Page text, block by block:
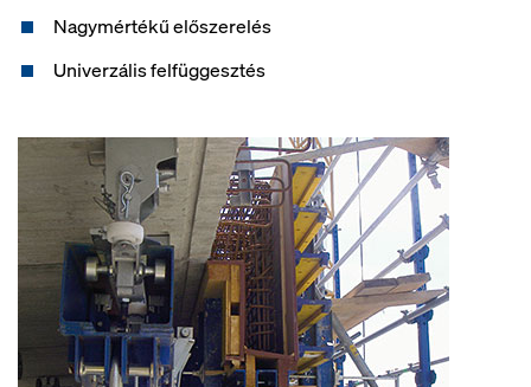
Nagymértékű előszerelés
Univerzális felfüggesztés